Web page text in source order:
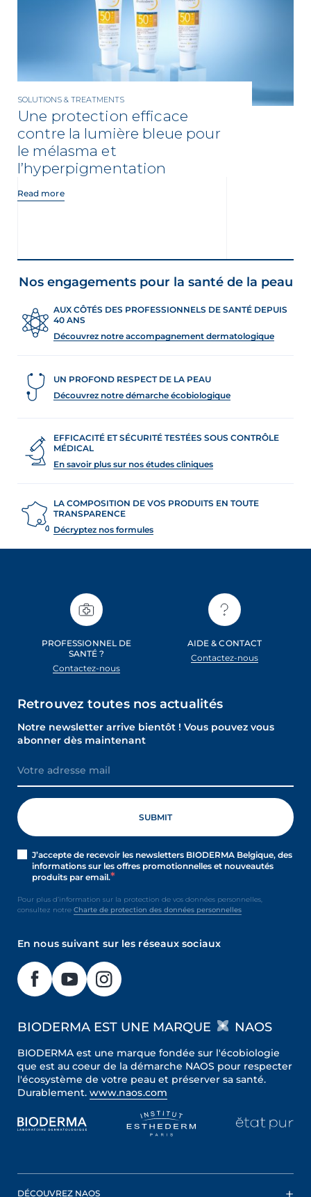
SOLUTIONS & TREATMENTS
Une protection efficace
contre la lumière bleue pour
le mélasma et
l’hyperpigmentation
Read more
Nos engagements pour la santé de la peau
AUX CÔTÉS DES PROFESSIONNELS DE SANTÉ DEPUIS
40 ANS
Découvrez notre accompagnement dermatologique
UN PROFOND RESPECT DE LA PEAU
Découvrez notre démarche écobiologique
EFFICACITÉ ET SÉCURITÉ TESTÉES SOUS CONTRÔLE
MÉDICAL
En savoir plus sur nos études cliniques
LA COMPOSITION DE VOS PRODUITS EN TOUTE
TRANSPARENCE
Décryptez nos formules
PROFESSIONNEL DE
SANTÉ ?
Contactez-nous
AIDE & CONTACT
Contactez-nous
Retrouvez toutes nos actualités
Notre newsletter arrive bientôt ! Vous pouvez vous
abonner dès maintenant
J’accepte de recevoir les newsletters BIODERMA Belgique, des
informations sur les offres promotionnelles et nouveautés
produits par email.
Pour plus d’information sur la protection de vos données personnelles,
consultez notre Charte de protection des données personnelles
En nous suivant sur les réseaux sociaux
BIODERMA EST UNE MARQUE NAOS
BIODERMA est une marque fondée sur l'écobiologie
que est au coeur de la démarche NAOS pour respecter
l'écosystème de votre peau et préserver sa santé.
Durablement. www.naos.com
DÉCOUVREZ NAOS